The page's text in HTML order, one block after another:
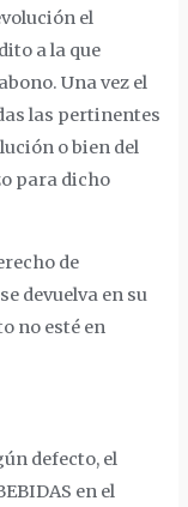
el
a la que
Una vez el
las pertinentes
o bien del
para dicho
de
devuelva en su
no esté en
defecto, el
en el